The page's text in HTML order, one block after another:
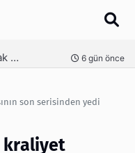
SEO Hizmeti Alırken Kandırılmamak İçin Bilinmesi Gerekenler 6 gün önce
son serisinden yedi
kraliyet